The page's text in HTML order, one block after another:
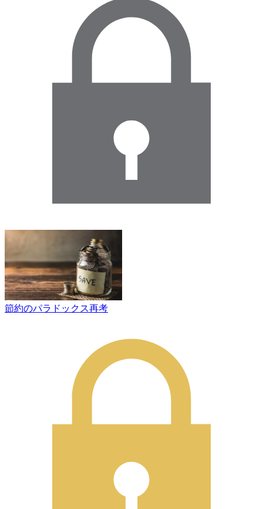
節約のパラドックス再考